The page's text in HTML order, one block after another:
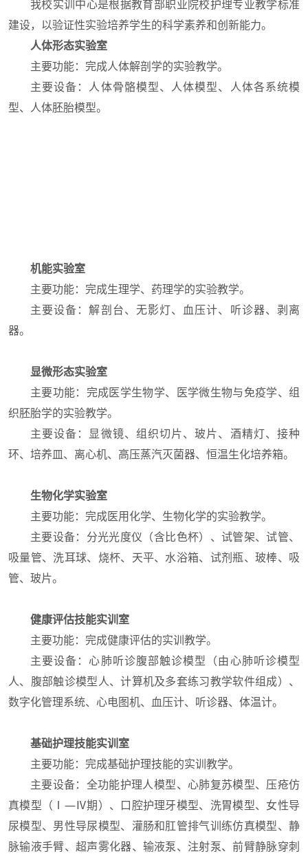
我校实训中心是根据教育部职业院校护理专业教学标准
建设，以验证性实验培养学生的科学素养和创新能力。
人体形态实验室
主要功能：完成人体解剖学的实验教学。
主要设备：人体骨骼模型、人体模型、人体各系统模
型、人体胚胎模型。
机能实验室
主要功能：完成生理学、药理学的实验教学。
主要设备：解剖台、无影灯、血压计、听诊器、剥离
器。
显微形态实验室
主要功能：完成医学生物学、医学微生物与免疫学、组
织胚胎学的实验教学。
主要设备：显微镜、组织切片、玻片、酒精灯、接种
环、培养皿、离心机、高压蒸汽灭菌器、恒温生化培养箱。
生物化学实验室
主要功能：完成医用化学、生物化学的实验教学。
主要设备：分光光度仪（含比色杯）、试管架、试管、
吸量管、洗耳球、烧杯、天平、水浴箱、试剂瓶、玻棒、吸
管、玻片。
健康评估技能实训室
主要功能：完成健康评估的实训教学。
主要设备：心肺听诊腹部触诊模型（由心肺听诊模型
人、腹部触诊模型人、计算机及多套练习教学软件组成）、
数字化管理系统、心电图机、血压计、听诊器、体温计。
基础护理技能实训室
主要功能：完成基础护理技能的实训教学。
主要设备：全功能护理人模型、心肺复苏模型、压疮仿
真模型（Ⅰ—Ⅳ期）、口腔护理牙模型、洗胃模型、女性导
尿模型、男性导尿模型、灌肠和肛管排气训练仿真模型、静
脉输液手臂、超声雾化器、输液泵、注射泵、前臂静脉穿刺